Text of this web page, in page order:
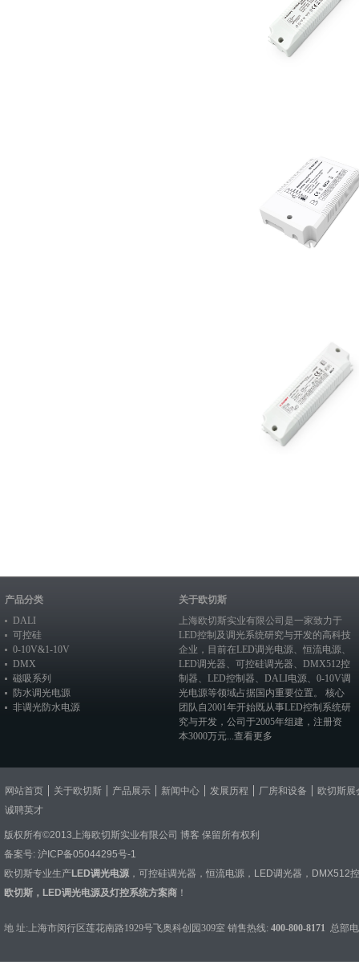
产品分类
DALI
可控硅
0-10V&1-10V
DMX
磁吸系列
防水调光电源
非调光防水电源
关于欧切斯
上海欧切斯实业有限公司是一家致力于
LED控制及调光系统研究与开发的高科技
企业，目前在LED调光电源、恒流电源、
LED调光器、 可控硅调光器、 DMX512控
制器、 LED控制器、 DALI电源、 0-10V调
光电源等领域占据国内重要位置。 核心
团队自2001年开始既从事LED控制系统研
究与开发，公司于2005年组建，注册资
本3000万元...查看更多
网站首页 关于欧切斯 产品展示 新闻中心 发展历程 厂房和设备
欧切斯展
诚聘英才
版权所有©2013上海欧切斯实业有限公司 博客 保留所有权利
备案号: 沪ICP备05044295号-1
欧切斯专业生产LED调光电源 ， 可控硅调光器 ， 恒流电源 ， LED调光器 ， DMX512
欧切斯，LED调光电源及灯控系统方案商 ！
地 址:上海市闵行区莲花南路1929号飞奥科创园309室 销售热线: 400-800-8171 总部